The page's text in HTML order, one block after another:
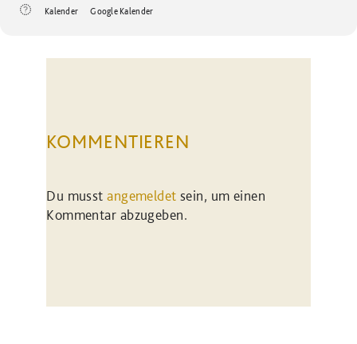
Kalender Google Kalender
KOMMENTIEREN
Du musstangemeldet sein, um einen
Kommentar abzugeben.